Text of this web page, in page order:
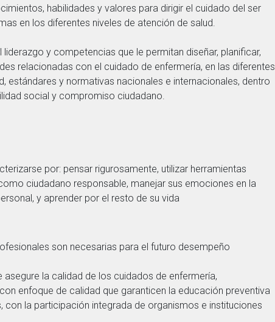
habilidades y valores para dirigir el cuidado del ser
en los diferentes niveles de atención de salud.
y competencias que le permitan diseñar, planificar,
relacionadas con el cuidado de enfermería, en las diferentes
estándares y normativas nacionales e internacionales, dentro
social y compromiso ciudadano.
por: pensar rigurosamente, utilizar herramientas
ciudadano responsable, manejar sus emociones en la
y aprender por el resto de su vida
son necesarias para el futuro desempeño
la calidad de los cuidados de enfermería,
enfoque de calidad que garanticen la educación preventiva
la participación integrada de organismos e instituciones